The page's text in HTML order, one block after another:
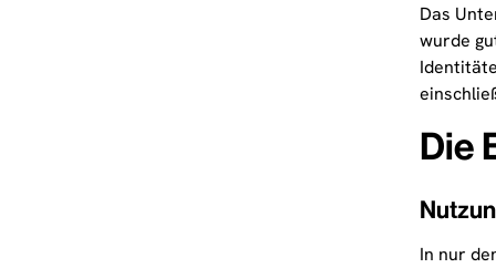
Das
wurde
Die
In nur